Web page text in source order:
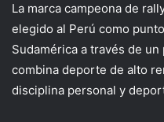
La marca campeona de
elegido al Perú como
Sudamérica a través de
combina deporte de alto
disciplina personal y